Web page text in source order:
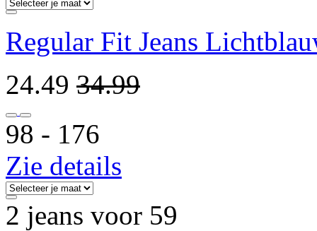
Regular Fit Jeans
24.49 34.99
98 ‐ 176
Zie details
2 jeans voor 59